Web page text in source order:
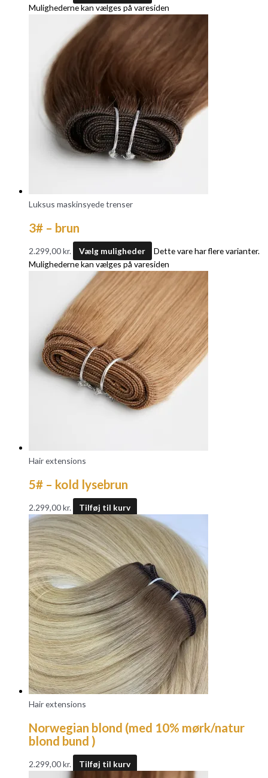
Mulighederne kan vælges på varesiden
Luksus maskinsyede trenser
3# – brun
2.299,00kr. Vælg muligheder
Dette vare har flere varianter.
Mulighederne kan vælges på varesiden
Hair extensions
5# – kold lysebrun
2.299,00kr. Tilføj til kurv
Hair extensions
Norwegian blond (med 10% mørk/natur
blond bund )
2.299,00kr. Tilføj til kurv